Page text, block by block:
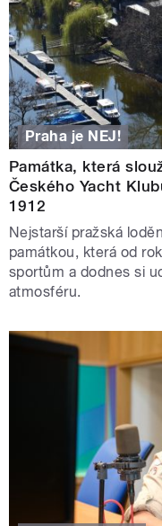
Praha je NEJ!
Památka, která
Českého Yacht
1912
Nejstarší pražská
památkou, která od
sportům a dodnes si
atmosféru.